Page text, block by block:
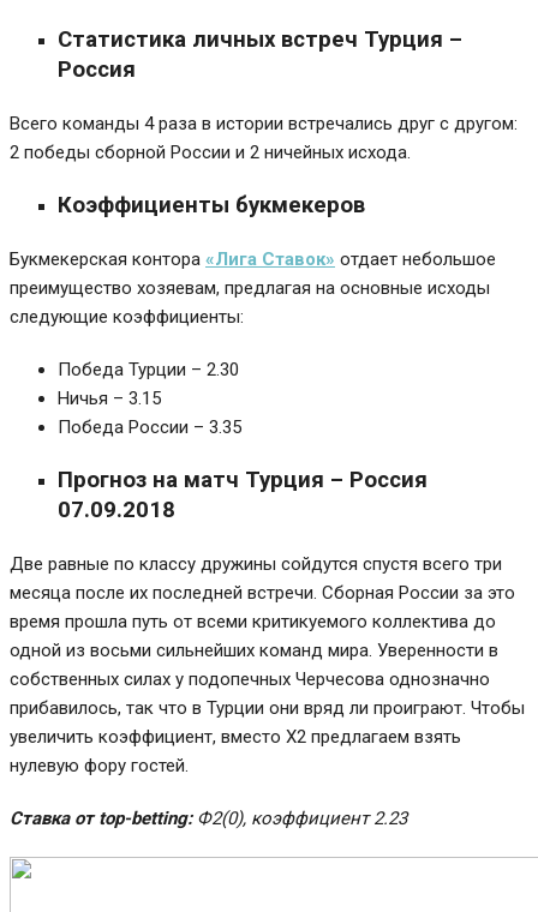
Статистика личных встреч Турция –
Россия
Всего команды 4 раза в истории встречались друг с другом:
2 победы сборной России и 2 ничейных исхода.
Коэффициенты букмекеров
Букмекерская контора «Лига Ставок» отдает небольшое
преимущество хозяевам, предлагая на основные исходы
следующие коэффициенты:
Победа Турции – 2.30
Ничья – 3.15
Победа России – 3.35
Прогноз на матч Турция – Россия
07.09.2018
Две равные по классу дружины сойдутся спустя всего три
месяца после их последней встречи. Сборная России за это
время прошла путь от всеми критикуемого коллектива до
одной из восьми сильнейших команд мира. Уверенности в
собственных силах у подопечных Черчесова однозначно
прибавилось, так что в Турции они вряд ли проиграют. Чтобы
увеличить коэффициент, вместо Х2 предлагаем взять
нулевую фору гостей.
Ставка от top-betting: Ф2(0), коэффициент 2.23